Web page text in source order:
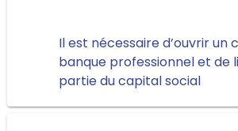
Il est nécessaire d’ouvrir un
banque professionnel et de
partie du capital social